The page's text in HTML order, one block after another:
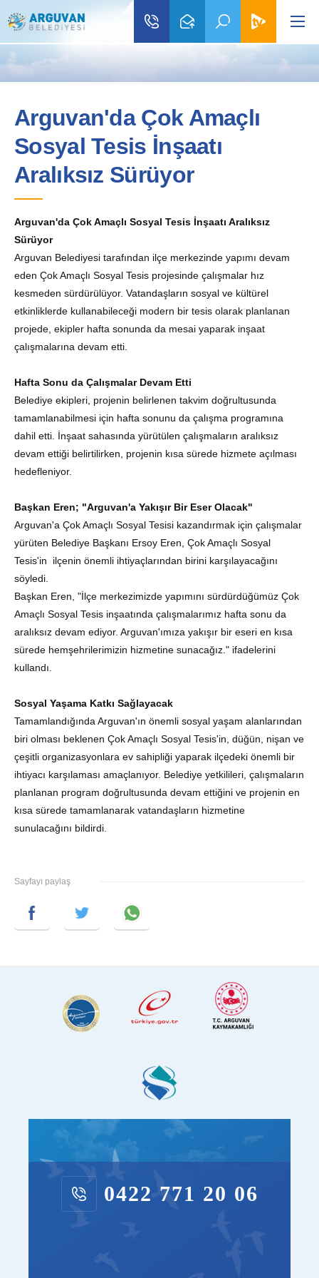
Arguvan'da Çok Amaçlı
Sosyal Tesis İnşaatı
Aralıksız Sürüyor
Arguvan'da Çok Amaçlı Sosyal Tesis İnşaatı Aralıksız
Sürüyor
Arguvan Belediyesi tarafından ilçe merkezinde yapımı devam
eden Çok Amaçlı Sosyal Tesis projesinde çalışmalar hız
kesmeden sürdürülüyor. Vatandaşların sosyal ve kültürel
etkinliklerde kullanabileceği modern bir tesis olarak planlanan
projede, ekipler hafta sonunda da mesai yaparak inşaat
çalışmalarına devam etti.
Hafta Sonu da Çalışmalar Devam Etti
Belediye ekipleri, projenin belirlenen takvim doğrultusunda
tamamlanabilmesi için hafta sonunu da çalışma programına
dahil etti. İnşaat sahasında yürütülen çalışmaların aralıksız
devam ettiği belirtilirken, projenin kısa sürede hizmete açılması
hedefleniyor.
Başkan Eren; "Arguvan'a Yakışır Bir Eser Olacak"
Arguvan'a Çok Amaçlı Sosyal Tesisi kazandırmak için çalışmalar
yürüten Belediye Başkanı Ersoy Eren, Çok Amaçlı Sosyal
Tesis'in ilçenin önemli ihtiyaçlarından birini karşılayacağını
söyledi.
Başkan Eren, "İlçe merkezimizde yapımını sürdürdüğümüz Çok
Amaçlı Sosyal Tesis inşaatında çalışmalarımız hafta sonu da
aralıksız devam ediyor. Arguvan'ımıza yakışır bir eseri en kısa
sürede hemşehrilerimizin hizmetine sunacağız." ifadelerini
kullandı.
Sosyal Yaşama Katkı Sağlayacak
Tamamlandığında Arguvan'ın önemli sosyal yaşam alanlarından
biri olması beklenen Çok Amaçlı Sosyal Tesis'in, düğün, nişan ve
çeşitli organizasyonlara ev sahipliği yaparak ilçedeki önemli bir
ihtiyacı karşılaması amaçlanıyor. Belediye yetkilileri, çalışmaların
planlanan program doğrultusunda devam ettiğini ve projenin en
kısa sürede tamamlanarak vatandaşların hizmetine
sunulacağını bildirdi.
Sayfayı paylaş
0422 771 20 06